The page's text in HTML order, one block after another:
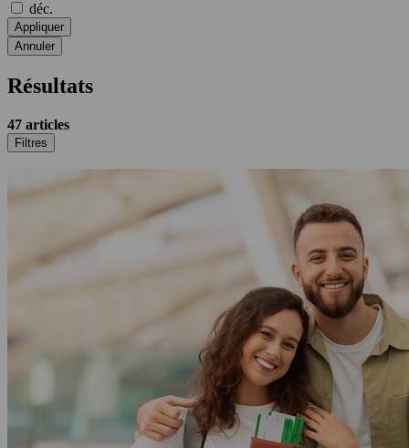
déc.
Appliquer
Annuler
Résultats
47 articles
Filtres